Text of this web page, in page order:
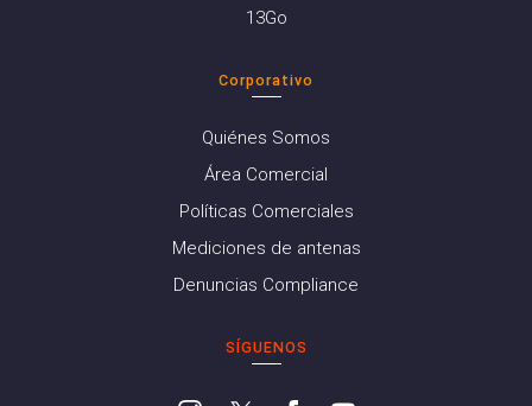
13Go
Corporativo
Quiénes Somos
Área Comercial
Políticas Comerciales
Mediciones de antenas
Denuncias Compliance
SÍGUENOS